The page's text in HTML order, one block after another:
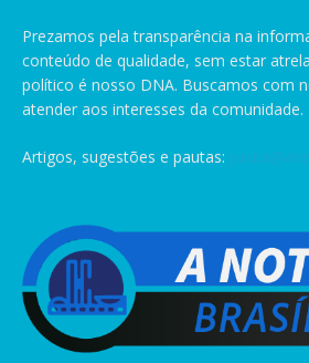
Prezamos pela transparência na
conteúdo de qualidade, sem estar
político é nosso DNA. Buscamos com
atender aos interesses da comunidade.
Artigos, sugestões e pautas: